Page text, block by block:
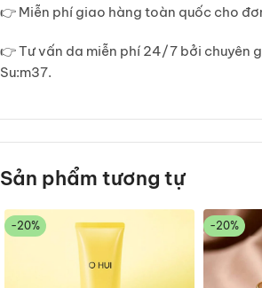
👉 Miễn phí giao hàng toàn quốc cho
👉Tư vấn da miễn phí 24/7 bởi chuyên
Su:m37.
Sản phẩm tương tự
-20% -20%